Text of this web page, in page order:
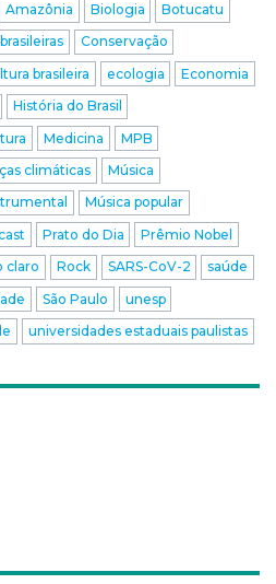
Amazônia Biologia
Botucatu
Conservação
brasileira ecologia
Economia
História do Brasil
Medicina
MPB
climáticas
Música
Música popular
Prato do Dia
Prêmio Nobel
claro Rock SARS-CoV-2
saúde
São Paulo
unesp
universidades estaduais paulistas